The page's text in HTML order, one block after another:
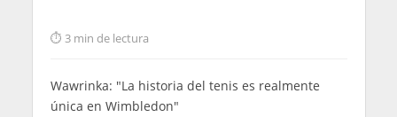
3 min de lectura
Wawrinka: "La historia del tenis es realmente
única en Wimbledon"